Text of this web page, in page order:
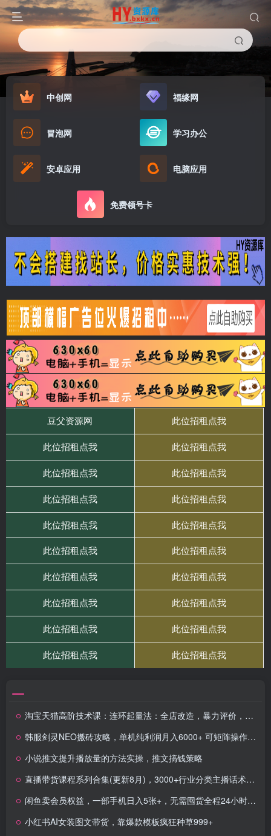
中创网 福缘网
冒泡网 学习办公
安卓应用 电脑应用
免费领号卡
淘宝天猫高阶技术课：连环起量法：全店改造，暴力评价，安全补单策略
韩服剑灵NEO搬砖攻略，单机纯利润月入6000+ 可矩阵操作，简单好上手。
小说推文提升播放量的方法实操，推文搞钱策略
直播带货课程系列合集(更新8月)，3000+行业分类主播话术，全方位理解底层逻辑并灵活运用
闲鱼卖会员权益，一部手机日入5张+，无需囤货全程24小时自动托管
小红书AI女装图文带货，靠爆款模板疯狂种草999+